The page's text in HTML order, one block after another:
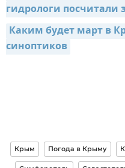
гидрологи посчитали
Каким будет март в
синоптиков
Крым Погода в Крыму